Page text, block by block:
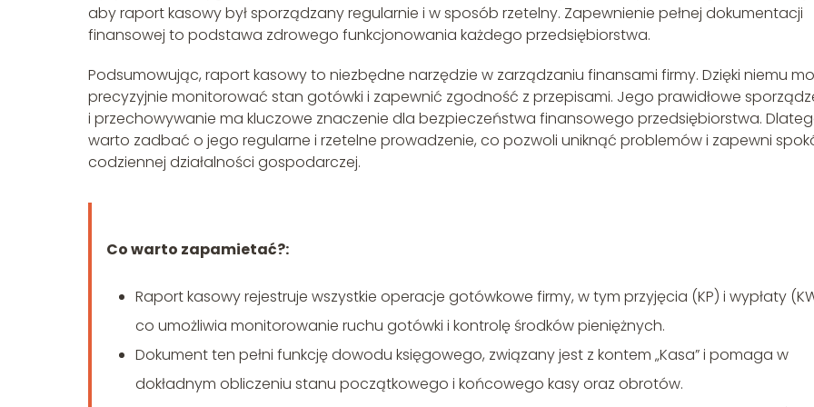
aby raport kasowy był sporządzany regularnie i w sposób rzetelny. Zapewnienie pełnej dokumentacji
finansowej to podstawa zdrowego funkcjonowania każdego przedsiębiorstwa.
Podsumowując, raport kasowy to niezbędne narzędzie w zarządzaniu finansami firmy. Dzięki niemu
precyzyjnie monitorować stan gotówki i zapewnić zgodność z przepisami. Jego prawidłowe
i przechowywanie ma kluczowe znaczenie dla bezpieczeństwa finansowego przedsiębiorstwa.
warto zadbać o jego regularne i rzetelne prowadzenie, co pozwoli uniknąć problemów i zapewni
codziennej działalności gospodarczej.
Co warto zapamietać?:
Raport kasowy rejestruje wszystkie operacje gotówkowe firmy, w tym przyjęcia (KP) i wypłaty
co umożliwia monitorowanie ruchu gotówki i kontrolę środków pieniężnych.
Dokument ten pełni funkcję dowodu księgowego, związany jest z kontem „Kasa” i pomaga w
dokładnym obliczeniu stanu początkowego i końcowego kasy oraz obrotów.